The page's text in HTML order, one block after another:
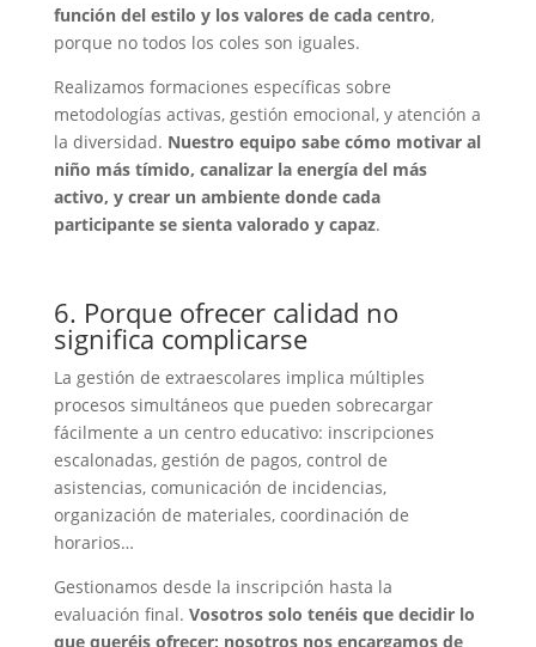
función del estilo y los valores de cada centro,
porque no todos los coles son iguales.
Realizamos formaciones específicas sobre
metodologías activas, gestión emocional, y atención a
la diversidad. Nuestro equipo sabe cómo motivar al
niño más tímido, canalizar la energía del más
activo, y crear un ambiente donde cada
participante se sienta valorado y capaz.
6. Porque ofrecer calidad no
significa complicarse
La gestión de extraescolares implica múltiples
procesos simultáneos que pueden sobrecargar
fácilmente a un centro educativo: inscripciones
escalonadas, gestión de pagos, control de
asistencias, comunicación de incidencias,
organización de materiales, coordinación de
horarios…
Gestionamos desde la inscripción hasta la
evaluación final. Vosotros solo tenéis que decidir lo
que queréis ofrecer; nosotros nos encargamos de